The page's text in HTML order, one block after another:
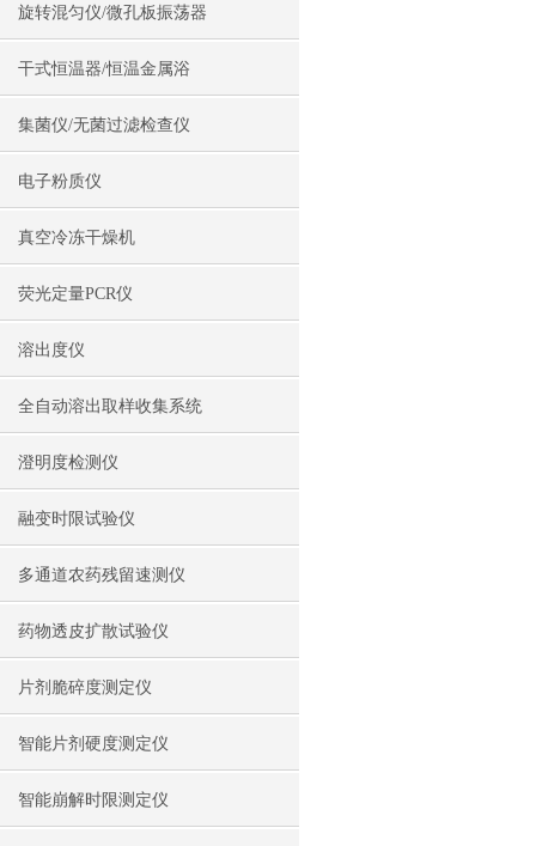
旋转混匀仪/微孔板振荡器
干式恒温器/恒温金属浴
集菌仪/无菌过滤检查仪
电子粉质仪
真空冷冻干燥机
荧光定量PCR仪
溶出度仪
全自动溶出取样收集系统
澄明度检测仪
融变时限试验仪
多通道农药残留速测仪
药物透皮扩散试验仪
片剂脆碎度测定仪
智能片剂硬度测定仪
智能崩解时限测定仪